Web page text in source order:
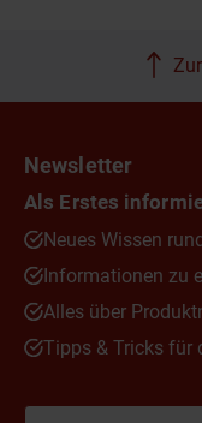
Newsletter
Als Erstes
Neues Wissen
Informationen zu
Alles über
Tipps & Tricks für